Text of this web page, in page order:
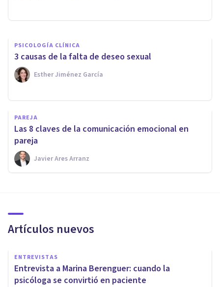
PSICOLOGÍA CLÍNICA
3 causas de la falta de deseo sexual
Esther Jiménez García
PAREJA
Las 8 claves de la comunicación emocional en
pareja
Javier Ares Arranz
Artículos nuevos
ENTREVISTAS
Entrevista a Marina Berenguer: cuando la
psicóloga se convirtió en paciente